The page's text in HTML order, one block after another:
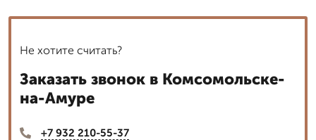
Не хотите считать?
Заказать звонок в Комсомольске-
на-Амуре
+7 932 210-55-37